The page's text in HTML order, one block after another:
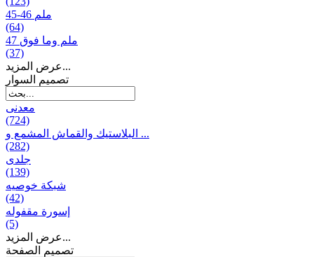
45-46 ملم
(64)
47 ملم وما فوق
(37)
عرض المزيد...
تصمیم السوار
معدنی
(724)
البلاستيك والقماش المشمع و ...
(282)
جلدی
(139)
شبكة خوصیه
(42)
إسورة مقفوله
(5)
عرض المزيد...
تصميم الصفحة